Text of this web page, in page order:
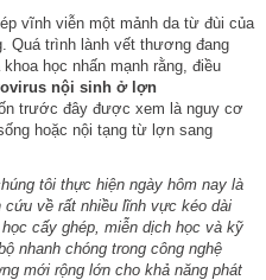
vĩnh viễn một mảnh da từ đùi của
Quá trình lành vết thương đang
học nhấn mạnh rằng, điều
nội sinh ở lợn
trước đây được xem là nguy cơ
hoặc nội tạng từ lợn sang
tôi thực hiện ngày hôm nay là
về rất nhiều lĩnh vực kéo dài
cấy ghép, miễn dịch học và kỹ
nhanh chóng trong công nghệ
mới rộng lớn cho khả năng phát